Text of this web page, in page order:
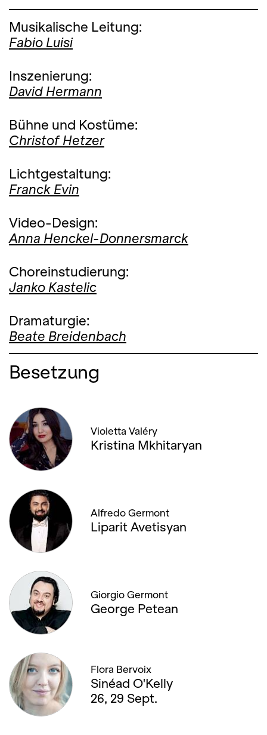
Musikalische Leitung:
Fabio Luisi
Inszenierung:
David Hermann
Bühne und Kostüme:
Christof Hetzer
Lichtgestaltung:
Franck Evin
Video-Design:
Anna Henckel-Donnersmarck
Choreinstudierung:
Janko Kastelic
Dramaturgie:
Beate Breidenbach
Besetzung
Violetta Valéry
Kristina Mkhitaryan
Alfredo Germont
Liparit Avetisyan
Giorgio Germont
George Petean
Flora Bervoix
Sinéad O'Kelly
26, 29 Sept.